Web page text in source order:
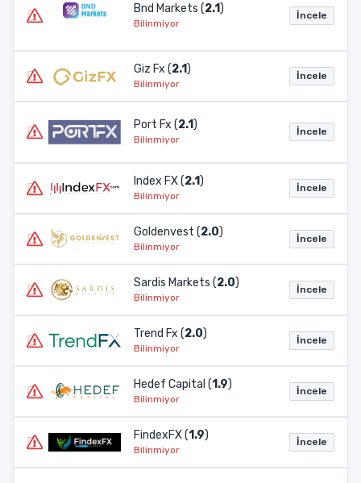
Bnd Markets (2.1)
Bilinmiyor
İncele
Giz Fx (2.1)
Bilinmiyor
İncele
Port Fx (2.1)
Bilinmiyor
İncele
Index FX (2.1)
Bilinmiyor
İncele
Goldenvest (2.0)
Bilinmiyor
İncele
Sardis Markets (2.0)
Bilinmiyor
İncele
Trend Fx (2.0)
Bilinmiyor
İncele
Hedef Capital (1.9)
Bilinmiyor
İncele
FindexFX (1.9)
Bilinmiyor
İncele